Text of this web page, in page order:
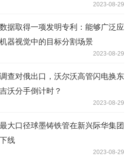
2023-08-29
据取得一项发明专利：能够广泛应
器视觉中的目标分割场景
2023-08-29
查对俄出口，沃尔沃高管闪电换东
沃分手倒计时？
2023-08-29
大口径球墨铸铁管在新兴际华集团
线
2023-08-29